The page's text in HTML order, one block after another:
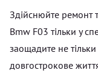
Здійснюйте ремонт
Bmw F03 тільки у
заощадите не
довгострокове